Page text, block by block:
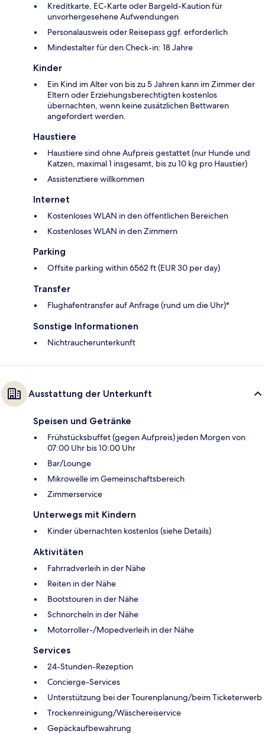
Kreditkarte, EC-Karte oder Bargeld-Kaution für
unvorhergesehene Aufwendungen
Personalausweis oder Reisepass ggf. erforderlich
Mindestalter für den Check-in: 18 Jahre
Kinder
Ein Kind im Alter von bis zu 5 Jahren kann im Zimmer der
Eltern oder Erziehungsberechtigten kostenlos
übernachten, wenn keine zusätzlichen Bettwaren
angefordert werden.
Haustiere
Haustiere sind ohne Aufpreis gestattet (nur Hunde und
Katzen, maximal 1 insgesamt, bis zu 10 kg pro Haustier)
Assistenztiere willkommen
Internet
Kostenloses WLAN in den öffentlichen Bereichen
Kostenloses WLAN in den Zimmern
Parking
Offsite parking within 6562 ft (EUR 30 per day)
Transfer
Flughafentransfer auf Anfrage (rund um die Uhr)*
Sonstige Informationen
Nichtraucherunterkunft
Ausstattung der Unterkunft
Speisen und Getränke
Frühstücksbuffet (gegen Aufpreis) jeden Morgen von
07:00 Uhr bis 10:00 Uhr
Bar/Lounge
Mikrowelle im Gemeinschaftsbereich
Zimmerservice
Unterwegs mit Kindern
Kinder übernachten kostenlos (siehe Details)
Aktivitäten
Fahrradverleih in der Nähe
Reiten in der Nähe
Bootstouren in der Nähe
Schnorcheln in der Nähe
Motorroller-/Mopedverleih in der Nähe
Services
24-Stunden-Rezeption
Concierge-Services
Unterstützung bei der Tourenplanung/beim Ticketerwerb
Trockenreinigung/Wäschereiservice
Gepäckaufbewahrung